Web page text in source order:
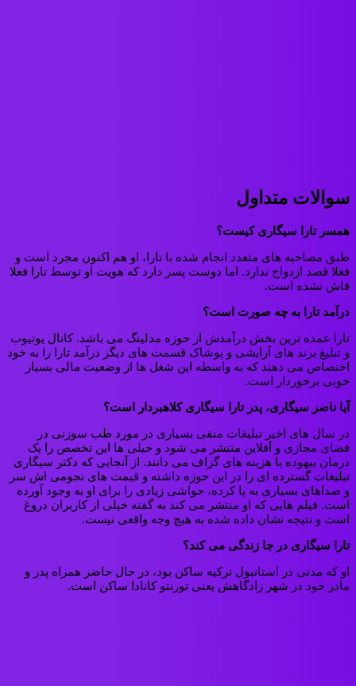
سوالات متداول
همسر تارا سیگاری کیست؟
طبق مصاحبه های متعدد انجام شده با تارا، او هم اکنون مجرد است و
فعلا قصد ازدواج ندارد. اما دوست پسر دارد که هویت او توسط تارا فعلا
فاش نشده است.
درآمد تارا به چه صورت است؟
تارا عمده ترین بخش درآمدش از حوزه مدلینگ می باشد. کانال یوتیوب
و تبلیغ برند های آرایشی و پوشاک قسمت های دیگر درآمد تارا را به خود
اختصاص می دهند که به واسطه این شغل ها از وضعیت مالی بسیار
خوبی برخوردار است.
آیا ناصر سیگاری، پدر تارا سیگاری کلاهبردار است؟
در سال های اخیر تبلیغات منفی بسیاری در مورد طب سوزنی در
فضای مجازی و آفلاین منتشر می شود و خیلی ها این تخصص را یک
درمان بیهوده با هزینه های گزاف می دانند. از آنجایی که دکتر سیگاری
تبلیغات گسترده ای را در این حوزه داشته و قیمت های نجومی اش سر
و صداهای بسیاری به پا کرده، حواشی زیادی را برای او به وجود آورده
است. فیلم هایی که او منتشر می کند به گفته خیلی از کاربران دروغ
است و نتیجه نشان داده شده به هیچ وجه واقعی نیست.
تارا سیگاری در جا زندگی می کند؟
او که مدتی در استانبول ترکیه ساکن بود، در حال حاضر همراه پدر و
مادر خود در شهر زادگاهش یعنی تورنتو کانادا ساکن است.